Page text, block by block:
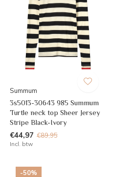
Summum
3s5013-30643 985 Summum
Turtle neck top Sheer Jersey
Stripe Black-Ivory
€44,97 €89,95
Incl. btw
-50%